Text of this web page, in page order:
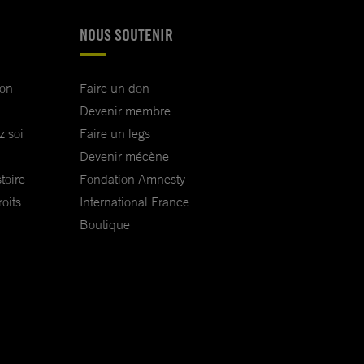
soi
NOUS SOUTENIR
Faire un don
Devenir membre
Faire un legs
Devenir mécène
Fondation Amnesty
International France
Boutique